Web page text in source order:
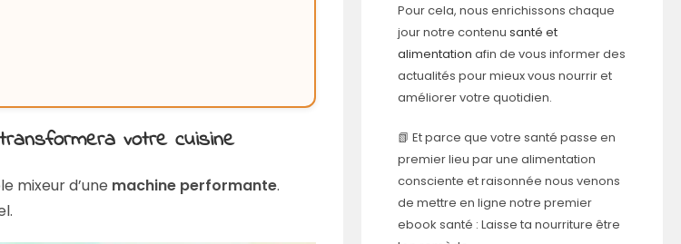
votre cuisine
mixeur d’une machine performante.
Pour cela, nous enrichissons chaque
jour notre contenu santé et
alimentation afin de vous informer des
actualités pour mieux vous nourrir et
améliorer votre quotidien.
📗 Et parce que votre santé passe en
premier lieu par une alimentation
consciente et raisonnée nous venons
de mettre en ligne notre premier
ebook santé : Laisse ta nourriture être